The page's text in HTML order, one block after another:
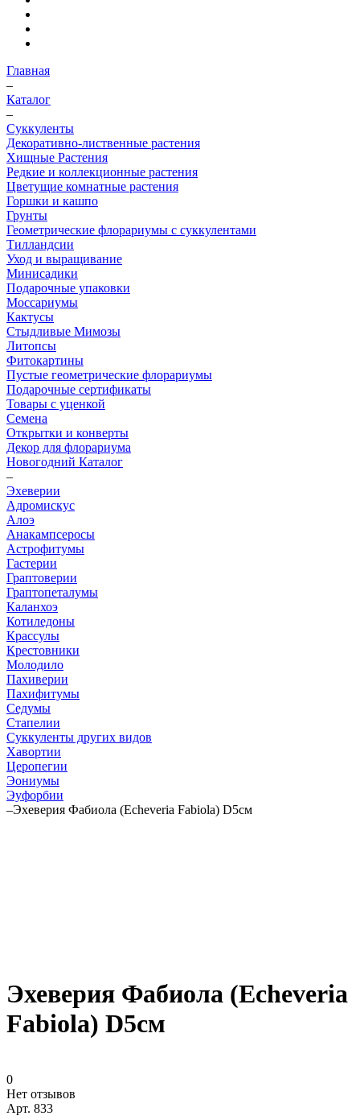
Главная
–
Каталог
–
Суккуленты
Декоративно-лиственные растения
Хищные Растения
Редкие и коллекционные растения
Цветущие комнатные растения
Горшки и кашпо
Грунты
Геометрические флорариумы с суккулентами
Тилландсии
Уход и выращивание
Минисадики
Подарочные упаковки
Моссариумы
Кактусы
Стыдливые Мимозы
Литопсы
Фитокартины
Пустые геометрические флорариумы
Подарочные сертификаты
Товары с уценкой
Семена
Открытки и конверты
Декор для флорариума
Новогодний Каталог
–
Эхеверии
Адромискус
Алоэ
Анакампсеросы
Астрофитумы
Гастерии
Граптоверии
Граптопеталумы
Каланхоэ
Котиледоны
Крассулы
Крестовники
Молодило
Пахиверии
Пахифитумы
Седумы
Стапелии
Суккуленты других видов
Хавортии
Церопегии
Эониумы
Эуфорбии
–Эхеверия Фабиола (Echeveria Fabiola) D5см
Эхеверия Фабиола (Echeveria
Fabiola) D5см
0
Нет отзывов
Арт. 833